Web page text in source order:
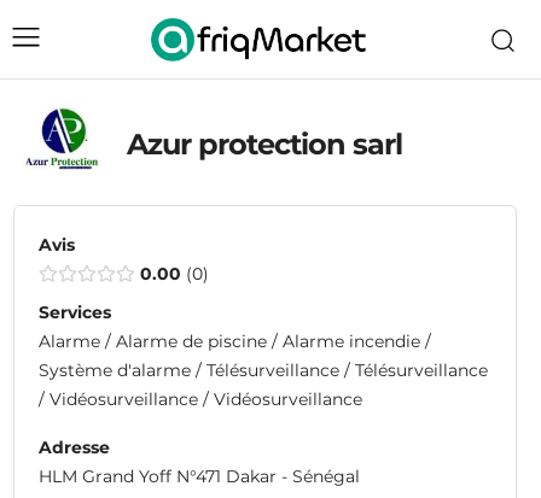
Azur protection sarl
Avis
0.00 0
Services
Alarme / Alarme de piscine / Alarme incendie /
Système d'alarme / Télésurveillance / Télésurveillance
/ Vidéosurveillance / Vidéosurveillance
Adresse
HLM Grand Yoff N°471 Dakar - Sénégal